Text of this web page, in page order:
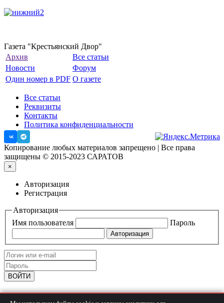
Газета "Крестьянский Двор"
Архив
Все статьи
Новости
Форум
Один номер в PDF О газете
Все статьи
Реквизиты
Контакты
Политика конфиденциальности
Копирование любых материалов запрещено | Все права
защищены © 2015-2023 САРАТОВ
×
Авторизация
Регистрация
Авторизация
Имя пользователя
Пароль